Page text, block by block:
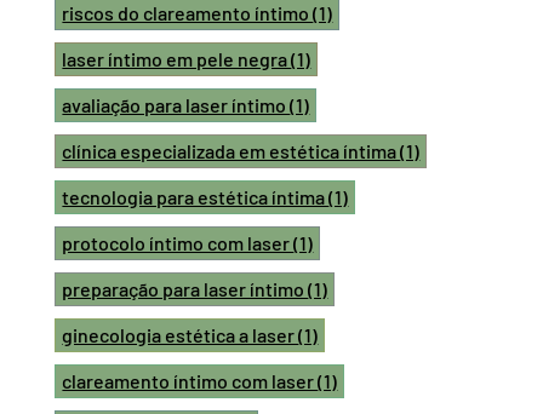
riscos do clareamento íntimo(1)
laser íntimo em pele negra(1)
avaliação para laser íntimo(1)
clínica especializada em estética íntima(1)
tecnologia para estética íntima(1)
protocolo íntimo com laser(1)
preparação para laser íntimo(1)
ginecologia estética a laser(1)
clareamento íntimo com laser(1)